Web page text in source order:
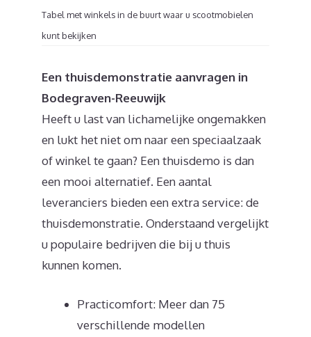
Tabel met winkels in de buurt waar u scootmobielen
kunt bekijken
Een thuisdemonstratie aanvragen in
Bodegraven-Reeuwijk
Heeft u last van lichamelijke ongemakken
en lukt het niet om naar een speciaalzaak
of winkel te gaan? Een thuisdemo is dan
een mooi alternatief. Een aantal
leveranciers bieden een extra service: de
thuisdemonstratie. Onderstaand vergelijkt
u populaire bedrijven die bij u thuis
kunnen komen.
Practicomfort: Meer dan 75
verschillende modellen